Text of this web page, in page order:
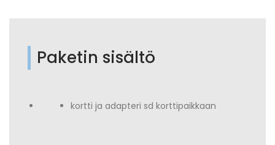
Paketin sisältö
kortti ja adapteri sd korttipaikkaan